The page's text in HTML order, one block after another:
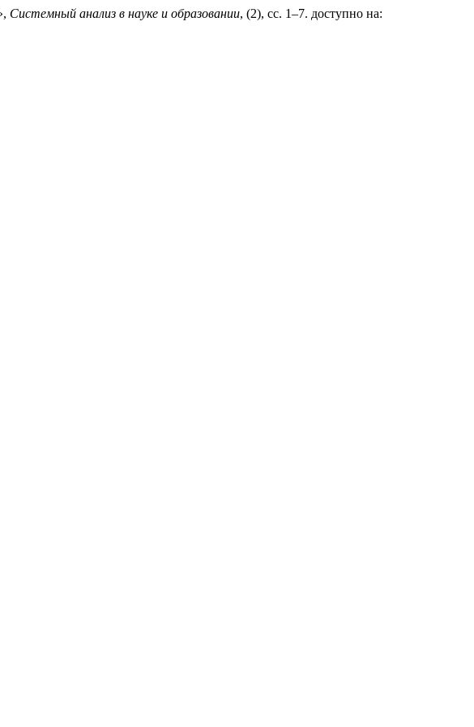
Системный анализ в науке и образовании, (2), сс. 1–7. доступно на: